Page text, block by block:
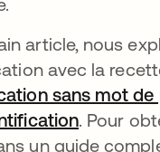
article, nous
avec la
sans mot de
s’ouvre
. Pour
un guide